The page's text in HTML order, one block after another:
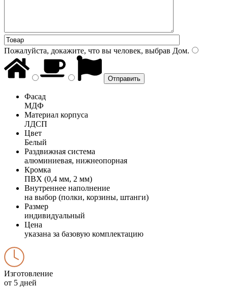
Пожалуйста, докажите, что вы человек, выбрав Дом.
Фасад
МДФ
Материал корпуса
ЛДСП
Цвет
Белый
Раздвижная система
алюминиевая, нижнеопорная
Кромка
ПВХ (0,4 мм, 2 мм)
Внутреннее наполнение
на выбор (полки, корзины, штанги)
Размер
индивидуальный
Цена
указана за базовую комплектацию
Изготовление
от 5 дней